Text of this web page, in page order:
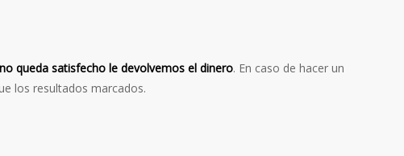
queda satisfecho le devolvemos el dinero. En caso de hacer un
los resultados marcados.